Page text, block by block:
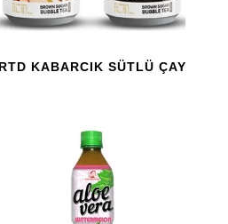
RTD KABARCIK SÜTLÜ ÇAY